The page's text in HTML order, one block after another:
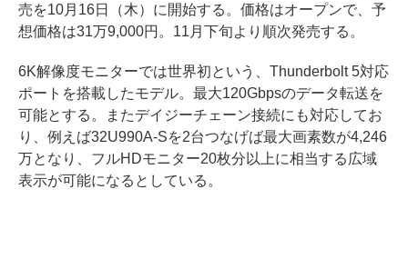
売を10月16日（木）に開始する。価格はオープンで、予
想価格は31万9,000円。11月下旬より順次発売する。
6K解像度モニターでは世界初という、Thunderbolt 5対応
ポートを搭載したモデル。最大120Gbpsのデータ転送を
可能とする。またデイジーチェーン接続にも対応してお
り、例えば32U990A-Sを2台つなげば最大画素数が4,246
万となり、フルHDモニター20枚分以上に相当する広域
表示が可能になるとしている。